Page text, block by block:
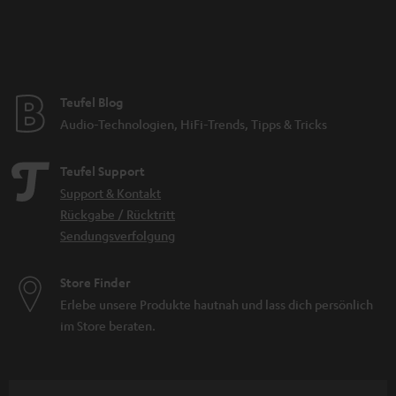
Teufel Blog
Audio-Technologien, HiFi-Trends, Tipps & Tricks
Teufel Support
Support & Kontakt
Rückgabe / Rücktritt
Sendungsverfolgung
Store Finder
Erlebe unsere Produkte hautnah und lass dich persönlich
im Store beraten.